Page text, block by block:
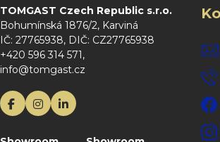
TOMGAST Czech Republic s.r.o.
Bohumínská 1876/2, Karviná
IČ: 27765938, DIČ: CZ27765938
+420 596 314 571,
info@tomgast.cz